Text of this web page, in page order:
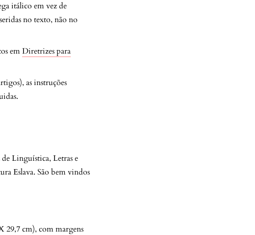
itálico em vez de
no texto, não no
emDiretrizes para
as instruções
Linguística, Letras e
Eslava. São bem vindos
29,7 cm), com margens